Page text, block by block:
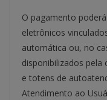
O pagamento
eletrônicos
automática ou, no
disponibilizados
e totens de
Atendimento ao